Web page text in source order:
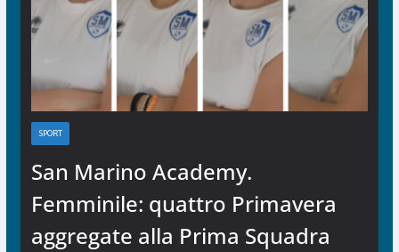
SPORT
San Marino Academy.
Femminile: quattro Primavera
aggregate alla Prima Squadra